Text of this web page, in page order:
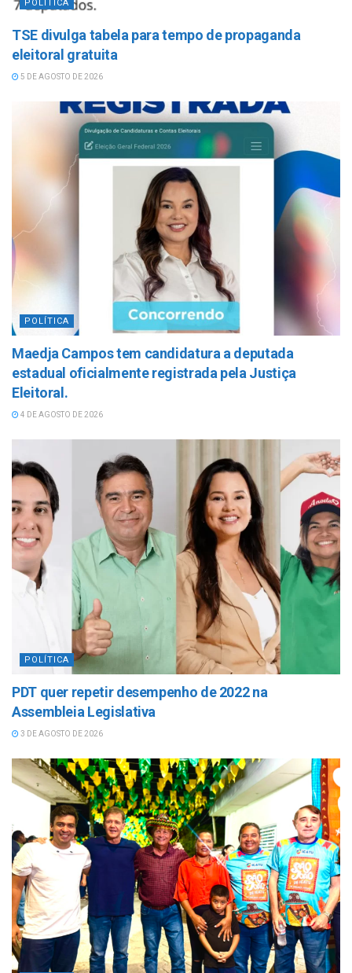
POLÍTICA
TSE divulga tabela para tempo de propaganda
eleitoral gratuita
5 DE AGOSTO DE 2026
POLÍTICA
Maedja Campos tem candidatura a deputada
estadual oficialmente registrada pela Justiça
Eleitoral.
4 DE AGOSTO DE 2026
POLÍTICA
PDT quer repetir desempenho de 2022 na
Assembleia Legislativa
3 DE AGOSTO DE 2026